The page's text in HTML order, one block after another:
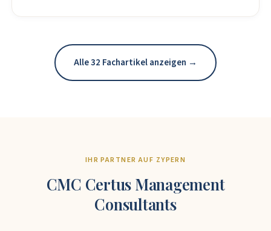
Alle 32 Fachartikel anzeigen →
IHR PARTNER AUF ZYPERN
CMC Certus Management
Consultants